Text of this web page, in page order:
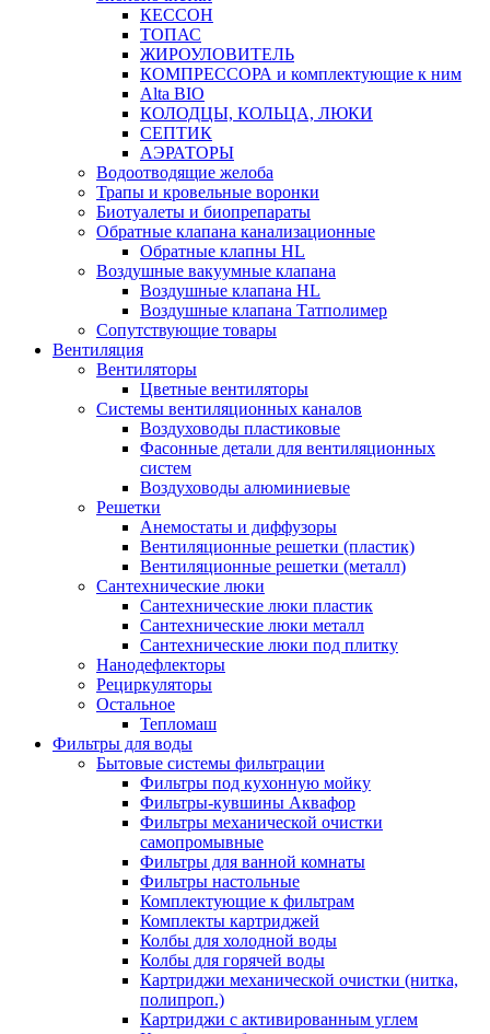
КЕССОН
ТОПАС
ЖИРОУЛОВИТЕЛЬ
КОМПРЕССОРА и комплектующие к ним
Alta BIO
КОЛОДЦЫ, КОЛЬЦА, ЛЮКИ
СЕПТИК
АЭРАТОРЫ
Водоотводящие желоба
Трапы и кровельные воронки
Биотуалеты и биопрепараты
Обратные клапана канализационные
Обратные клапны HL
Воздушные вакуумные клапана
Воздушные клапана HL
Воздушные клапана Татполимер
Сопутствующие товары
Вентиляция
Вентиляторы
Цветные вентиляторы
Системы вентиляционных каналов
Воздуховоды пластиковые
Фасонные детали для вентиляционных
систем
Воздуховоды алюминиевые
Решетки
Анемостаты и диффузоры
Вентиляционные решетки (пластик)
Вентиляционные решетки (металл)
Сантехнические люки
Сантехнические люки пластик
Сантехнические люки металл
Сантехнические люки под плитку
Нанодефлекторы
Рециркуляторы
Остальное
Тепломаш
Фильтры для воды
Бытовые системы фильтрации
Фильтры под кухонную мойку
Фильтры-кувшины Аквафор
Фильтры механической очистки
самопромывные
Фильтры для ванной комнаты
Фильтры настольные
Комплектующие к фильтрам
Комплекты картриджей
Колбы для холодной воды
Колбы для горячей воды
Картриджи механической очистки (нитка,
полипроп.)
Картриджи с активированным углем